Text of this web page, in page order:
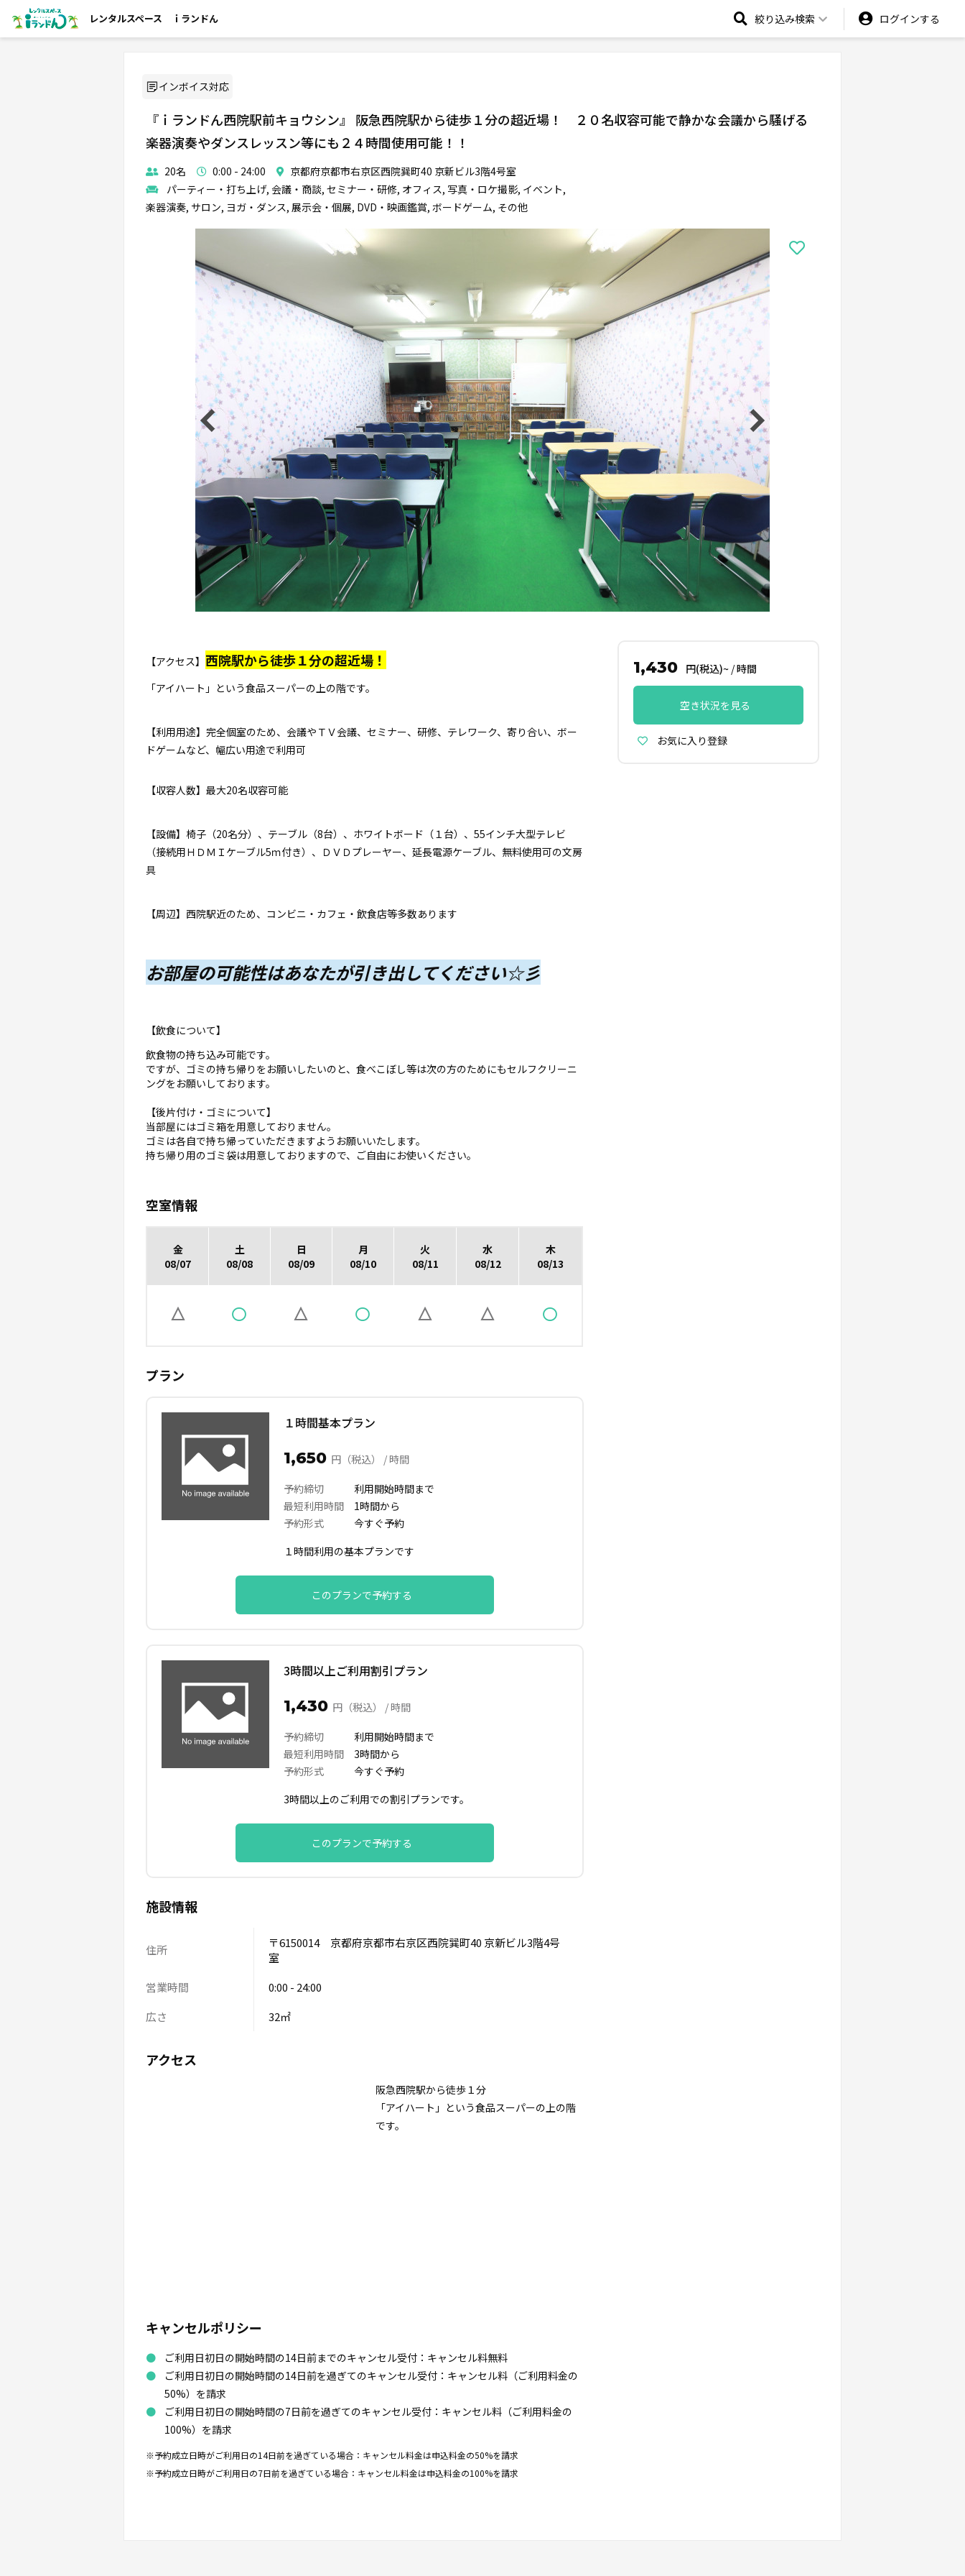
レンタルスペース ｉランドん 絞り込み検索 ログインする
インボイス対応
『ｉランドん西院駅前キョウシン』 阪急西院駅から徒歩１分の超近場！ ２０名収容可能で静かな会議から騒げる
楽器演奏やダンスレッスン等にも２４時間使用可能！！
20名 0:00 - 24:00
京都府京都市右京区西院巽町40 京新ビル3階4号室
パーティー・打ち上げ, 会議・商談, セミナー・研修, オフィス, 写真・ロケ撮影, イベント,
楽器演奏, サロン, ヨガ・ダンス, 展示会・個展, DVD・映画鑑賞, ボードゲーム, その他
【アクセス】 西院駅から徒歩１分の超近場！
「アイハート」という食品スーパーの上の階です。
【利用用途】完全個室のため、会議やＴＶ会議、セミナー、研修、テレワーク、寄り合い、ボー
ドゲームなど、幅広い用途で利用可
【収容人数】最大20名収容可能
【設備】椅子（20名分）、テーブル（8台）、ホワイトボード（１台）、55インチ大型テレビ
（接続用ＨＤＭＩケーブル5ｍ付き）、ＤＶＤプレーヤー、延長電源ケーブル、無料使用可の文房
具
【周辺】西院駅近のため、コンビニ・カフェ・飲食店等多数あります
お部屋の可能性はあなたが引き出してください☆彡
【飲食について】
飲食物の持ち込み可能です。
ですが、ゴミの持ち帰りをお願いしたいのと、食べこぼし等は次の方のためにもセルフクリーニ
ングをお願いしております。
【後片付け・ゴミについて】
当部屋にはゴミ箱を用意しておりません。
ゴミは各自で持ち帰っていただきますようお願いいたします。
持ち帰り用のゴミ袋は用意しておりますので、ご自由にお使いください。
空室情報
金
08/07
土
08/08
日
08/09
月
08/10
火
08/11
水
08/12
木
08/13
プラン
１時間基本プラン
1,650 円（税込） / 時間
予約締切 利用開始時間まで
最短利用時間 1時間から
予約形式 今すぐ予約
１時間利用の基本プランです
このプランで予約する
3時間以上ご利用割引プラン
1,430 円（税込） / 時間
予約締切 利用開始時間まで
最短利用時間 3時間から
予約形式 今すぐ予約
3時間以上のご利用での割引プランです。
このプランで予約する
施設情報
住所
〒6150014 京都府京都市右京区西院巽町40 京新ビル3階4号
室
営業時間
0:00 - 24:00
広さ
32㎡
アクセス
阪急西院駅から徒歩１分
「アイハート」という食品スーパーの上の階
です。
キャンセルポリシー
ご利用日初日の開始時間の14日前までのキャンセル受付：キャンセル料無料
ご利用日初日の開始時間の14日前を過ぎてのキャンセル受付：キャンセル料（ご利用料金の
50%）を請求
ご利用日初日の開始時間の7日前を過ぎてのキャンセル受付：キャンセル料（ご利用料金の
100%）を請求
※予約成立日時がご利用日の14日前を過ぎている場合：キャンセル料金は申込料金の50%を請求
※予約成立日時がご利用日の7日前を過ぎている場合：キャンセル料金は申込料金の100%を請求
1,430 円(税込)~/時間
空き状況を見る
お気に入り登録